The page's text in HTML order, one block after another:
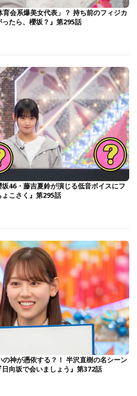
会系爆美女代表」？ 持ち前のフィジカ
たら、櫻坂？』第295話
坂46・藤吉夏鈴が演じる低音ボイスにフ
こさく』第295話
の神が憑依する？！ 半沢直樹の名シーン
向坂で会いましょう』第372話